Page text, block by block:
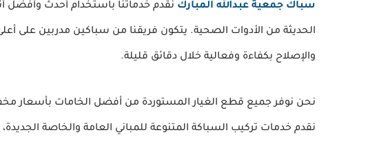
سباك جمعية عبدالله المبارك نقدم خدماتنا باستخدام أحدث وأفضل
الحديثة من الأدوات الصحية. يتكون فريقنا من سباكين مدربين على
والإصلاح بكفاءة وفعالية خلال دقائق قليلة.
نحن نوفر جميع قطع الغيار المستوردة من أفضل الخامات بأسعار
نقدم خدمات تركيب السباكة المتنوعة للمباني العامة والخاصة